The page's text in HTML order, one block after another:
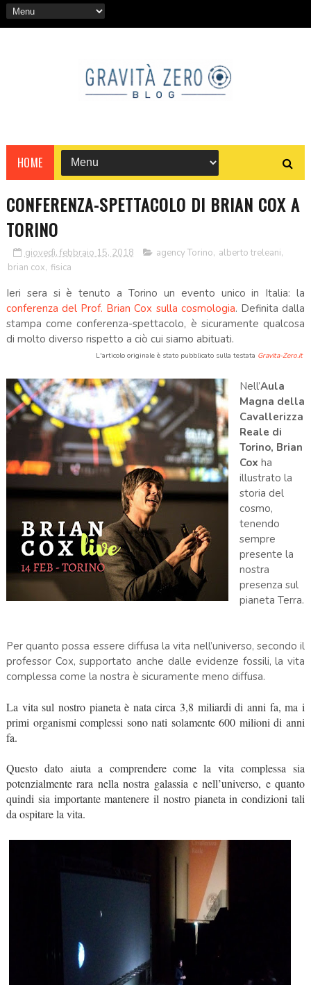
HOME
CONFERENZA-SPETTACOLO DI BRIAN COX A
TORINO
giovedì, febbraio 15, 2018 agency Torino, alberto treleani,
brian cox, fisica
Ieri sera si è tenuto a Torino un evento unico in Italia: la
conferenza del Prof. Brian Cox sulla cosmologia. Definita dalla
stampa come conferenza-spettacolo, è sicuramente qualcosa
di molto diverso rispetto a ciò cui siamo abituati.
L'articolo originale è stato pubblicato sulla testata Gravita-Zero.it
Nell’Aula
Magna della
Cavallerizza
Reale di
Torino, Brian
Cox ha
illustrato la
storia del
cosmo,
tenendo
sempre
presente la
nostra
presenza sul
pianeta Terra.
Per quanto possa essere diffusa la vita nell’universo, secondo il
professor Cox, supportato anche dalle evidenze fossili, la vita
complessa come la nostra è sicuramente meno diffusa.
La vita sul nostro pianeta è nata circa 3,8 miliardi di anni fa, ma i
primi organismi complessi sono nati solamente 600 milioni di anni
fa.
Questo dato aiuta a comprendere come la vita complessa sia
potenzialmente rara nella nostra galassia e nell’universo, e quanto
quindi sia importante mantenere il nostro pianeta in condizioni tali
da ospitare la vita.